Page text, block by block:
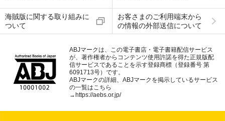
海賊版に関する取り組みに
ついて
お客さまのご利用端末から
の情報の外部送信について
ABJマークは、この電子書店・電子書籍配信サービス
が、著作権者からコンテンツ使用許諾を得た正規版配
信サービスであることを示す登録商標（登録番号 第
6091713号）です。
ABJマークの詳細、ABJマークを掲示しているサービス
の一覧はこちら
→https://aebs.or.jp/